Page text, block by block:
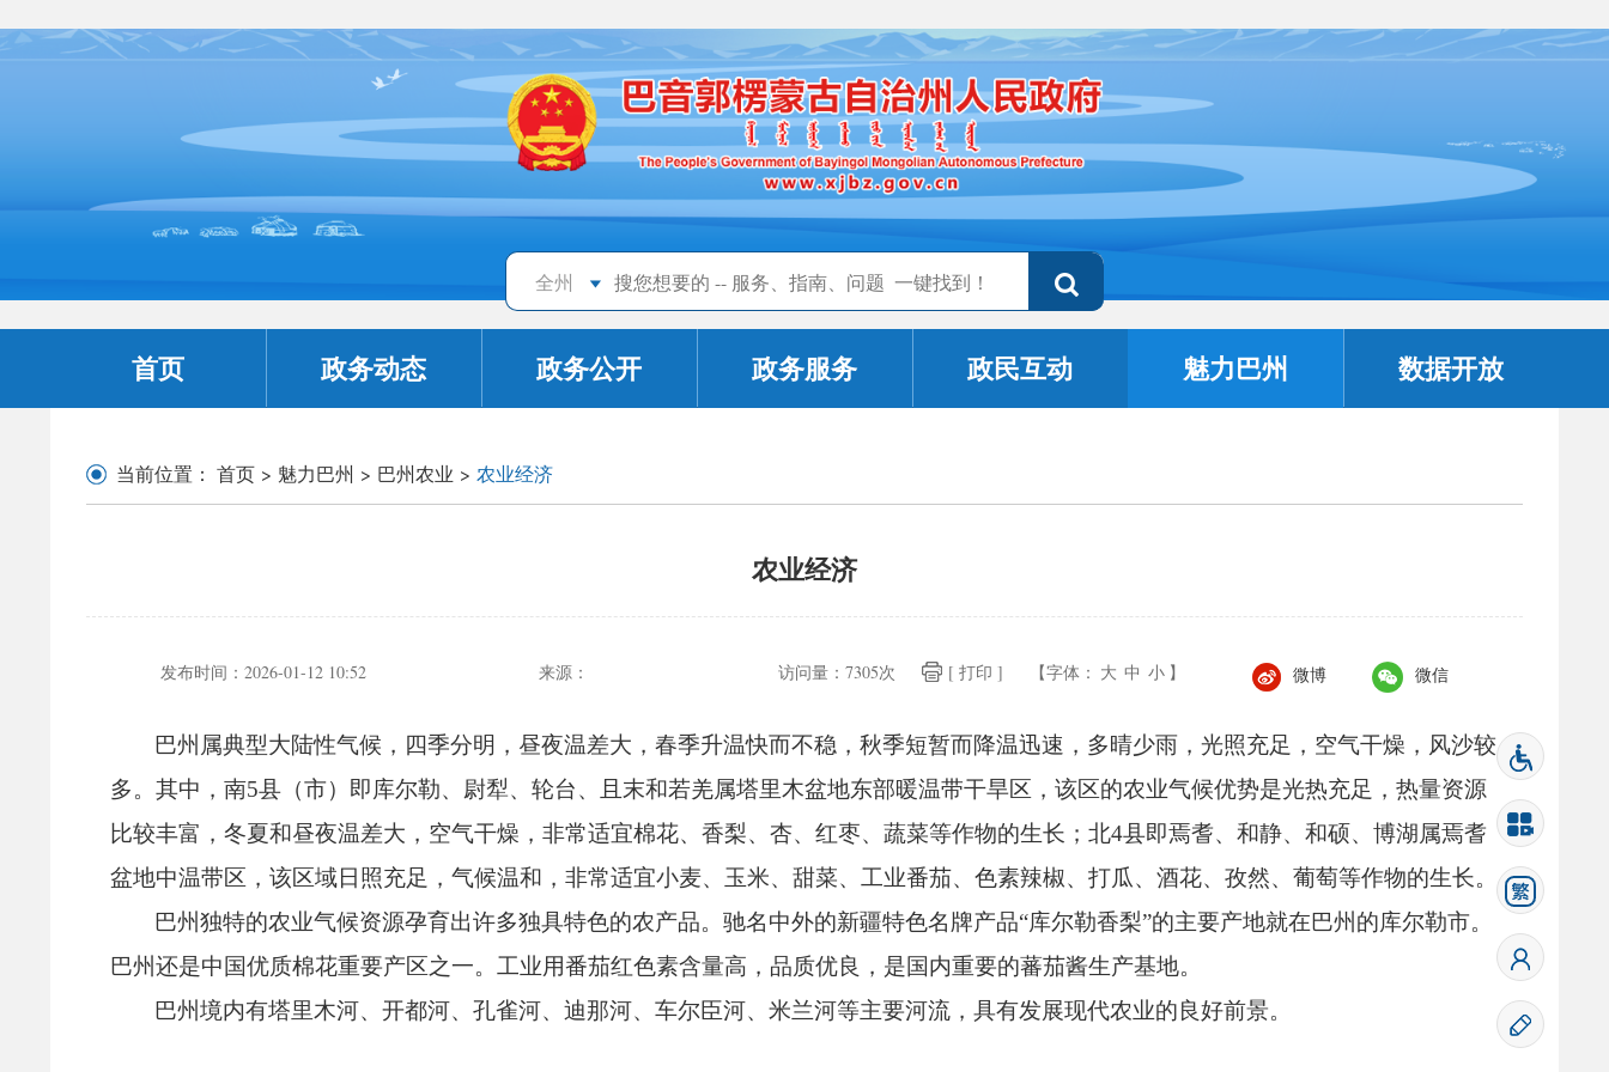
全州
首页 政务动态 政务公开 政务服务 政民互动 魅力巴州 数据开放
当前位置： 首页 > 魅力巴州 > 巴州农业 > 农业经济
农业经济
发布时间： 2026-01-12 10:52 来源： 访问量： 7305次 [ 打印 ] 【字体： 大 中 小 】 微博 微信
巴州属典型大陆性气候， 四季分明， 昼夜温差大，春季升温快而不稳，秋季短暂而降温迅速， 多晴少雨，光照充足， 空气干燥， 风沙较
多。 其中， 南5县（市）即库尔勒、 尉犁、 轮台、 且末和若羌属塔里木盆地东部暖温带干旱区， 该区的农业气候优势是光热充足， 热量资源
比较丰富， 冬夏和昼夜温差大， 空气干燥， 非常适宜棉花、 香梨、 杏、 红枣、 蔬菜等作物的生长； 北4县即焉耆、 和静、 和硕、 博湖属焉耆
盆地中温带区， 该区域日照充足， 气候温和， 非常适宜小麦、 玉米、 甜菜、 工业番茄、 色素辣椒、 打瓜、 酒花、 孜然、 葡萄等作物的生长。
巴州独特的农业气候资源孕育出许多独具特色的农产品。驰名中外的新疆特色名牌产品“库尔勒香梨”的主要产地就在巴州的库尔勒市。
巴州还是中国优质棉花重要产区之一。 工业用番茄红色素含量高， 品质优良， 是国内重要的蕃茄酱生产基地。
巴州境内有塔里木河、开都河、孔雀河、迪那河、车尔臣河、米兰河等主要河流，具有发展现代农业的良好前景。